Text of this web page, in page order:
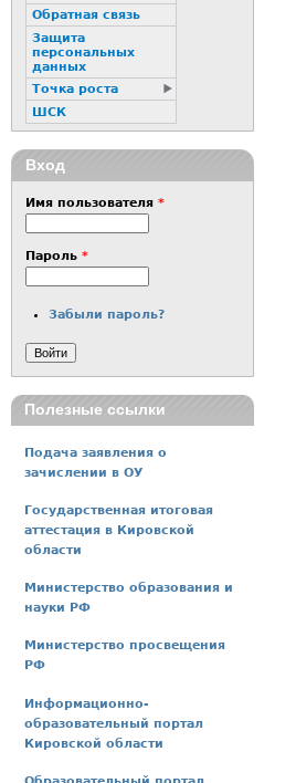
Обратная связь
Защита
персональных
данных
Точка роста
ШСК
Вход
Имя пользователя *
Пароль *
Забыли пароль?
Полезные ссылки
Подача заявления о
зачислении в ОУ
Государственная итоговая
аттестация в Кировской
области
Министерство образования и
науки РФ
Министерство просвещения
РФ
Информационно-
образовательный портал
Кировской области